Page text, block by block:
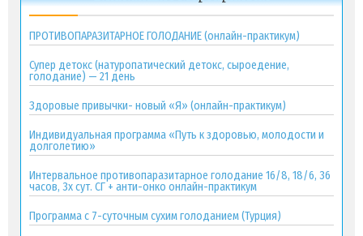
ПРОТИВОПАРАЗИТАРНОЕ ГОЛОДАНИЕ (онлайн-практикум)
Супер детокс (натуропатический детокс, сыроедение,
голодание) — 21 день
Здоровые привычки- новый «Я» (онлайн-практикум)
Индивидуальная программа «Путь к здоровью, молодости и
долголетию»
Интервальное противопаразитарное голодание 16/8, 18/6, 36
часов, 3х сут. СГ + анти-онко онлайн-практикум
Программа с 7-суточным сухим голоданием (Турция)